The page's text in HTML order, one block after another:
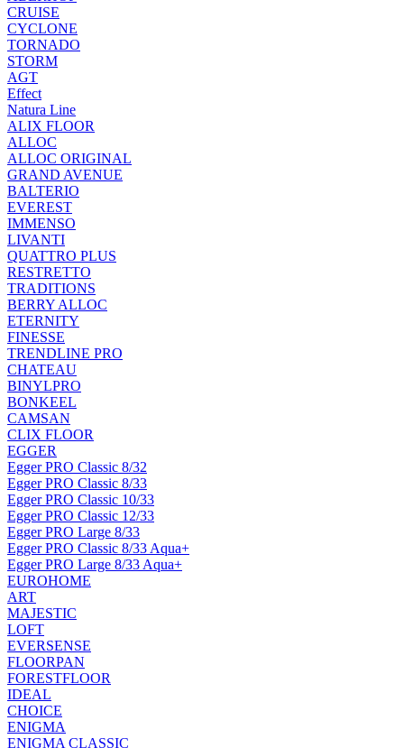
CRUISE
CYCLONE
TORNADO
STORM
AGT
Effect
Natura Line
ALIX FLOOR
ALLOC
ALLOC ORIGINAL
GRAND AVENUE
BALTERIO
EVEREST
IMMENSO
LIVANTI
QUATTRO PLUS
RESTRETTO
TRADITIONS
BERRY ALLOC
ETERNITY
FINESSE
TRENDLINE PRO
CHATEAU
BINYLPRO
BONKEEL
CAMSAN
CLIX FLOOR
EGGER
Egger PRO Classic 8/32
Egger PRO Classic 8/33
Egger PRO Classic 10/33
Egger PRO Classic 12/33
Egger PRO Large 8/33
Egger PRO Classic 8/33 Aqua+
Egger PRO Large 8/33 Aqua+
EUROHOME
ART
MAJESTIC
LOFT
EVERSENSE
FLOORPAN
FORESTFLOOR
IDEAL
CHOICE
ENIGMA
ENIGMA CLASSIC